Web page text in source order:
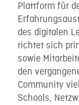
Plattform für
des digitalen
richtet sich
sowie
den
Community
Schools,